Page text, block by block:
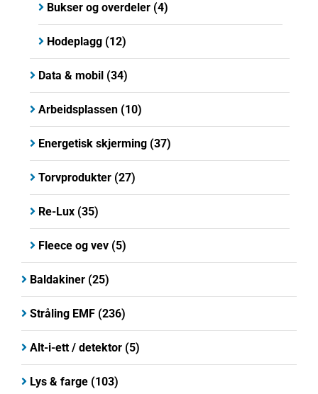
Bukser og overdeler (4)
Hodeplagg (12)
Data & mobil (34)
Arbeidsplassen (10)
Energetisk skjerming (37)
Torvprodukter (27)
Re-Lux (35)
Fleece og vev (5)
Baldakiner (25)
Stråling EMF (236)
Alt-i-ett / detektor (5)
Lys & farge (103)